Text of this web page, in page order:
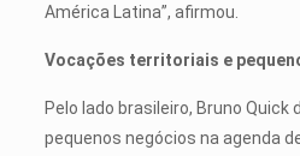
América Latina”, afirmou.
Vocações territoriais e
Pelo lado brasileiro, Bruno Quick
pequenos negócios na agenda